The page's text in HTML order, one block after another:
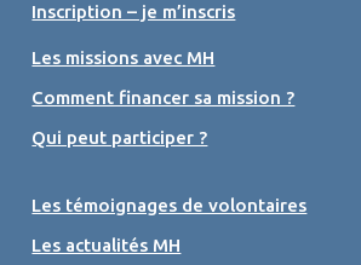
Inscription – je m’inscris
Les missions avec MH
Comment financer sa mission ?
Qui peut participer ?
Les témoignages de volontaires
Les actualités MH